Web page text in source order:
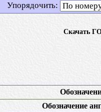
Упорядочить:
Скачать
Обозначение